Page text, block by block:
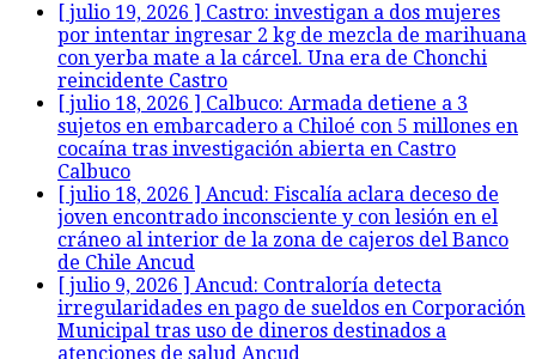
[ julio 19, 2026 ] Castro: investigan a dos mujeres
por intentar ingresar 2 kg de mezcla de marihuana
con yerba mate a la cárcel. Una era de Chonchi
reincidente Castro
[ julio 18, 2026 ] Calbuco: Armada detiene a 3
sujetos en embarcadero a Chiloé con 5 millones en
cocaína tras investigación abierta en Castro
Calbuco
[ julio 18, 2026 ] Ancud: Fiscalía aclara deceso de
joven encontrado inconsciente y con lesión en el
cráneo al interior de la zona de cajeros del Banco
de Chile Ancud
[ julio 9, 2026 ] Ancud: Contraloría detecta
irregularidades en pago de sueldos en Corporación
Municipal tras uso de dineros destinados a
atenciones de salud Ancud